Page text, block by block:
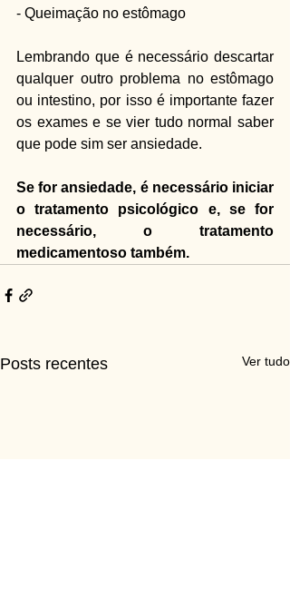
- Queimação no estômago
Lembrando que é necessário descartar
qualquer outro problema no estômago
ou intestino, por isso é importante fazer
os exames e se vier tudo normal saber
que pode sim ser ansiedade.
Se for ansiedade, é necessário iniciar
o tratamento psicológico e, se for
necessário, o tratamento
medicamentoso também.
Posts recentes Ver tudo